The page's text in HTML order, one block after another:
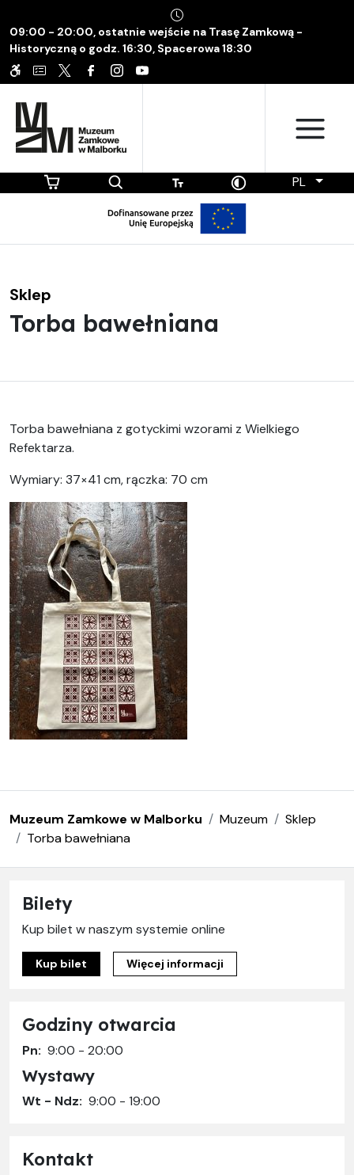
09:00 - 20:00, ostatnie wejście na Trasę Zamkową -
Historyczną o godz. 16:30, Spacerowa 18:30
PL
Sklep
Torba bawełniana
Torba bawełniana z gotyckimi wzorami z Wielkiego
Refektarza.
Wymiary: 37×41 cm, rączka: 70 cm
Muzeum Zamkowe w Malborku Muzeum
Sklep
Torba bawełniana
Bilety
Kup bilet w naszym systemie online
Kup bilet Więcej informacji
Godziny otwarcia
Pn: 9:00 - 20:00
Wystawy
Wt - Ndz: 9:00 - 19:00
Kontakt